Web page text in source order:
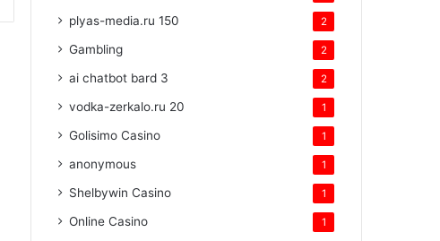
plyas-media.ru 150 2
Gambling 2
ai chatbot bard 3 2
vodka-zerkalo.ru 20 1
Golisimo Casino 1
anonymous 1
Shelbywin Casino 1
Online Casino 1